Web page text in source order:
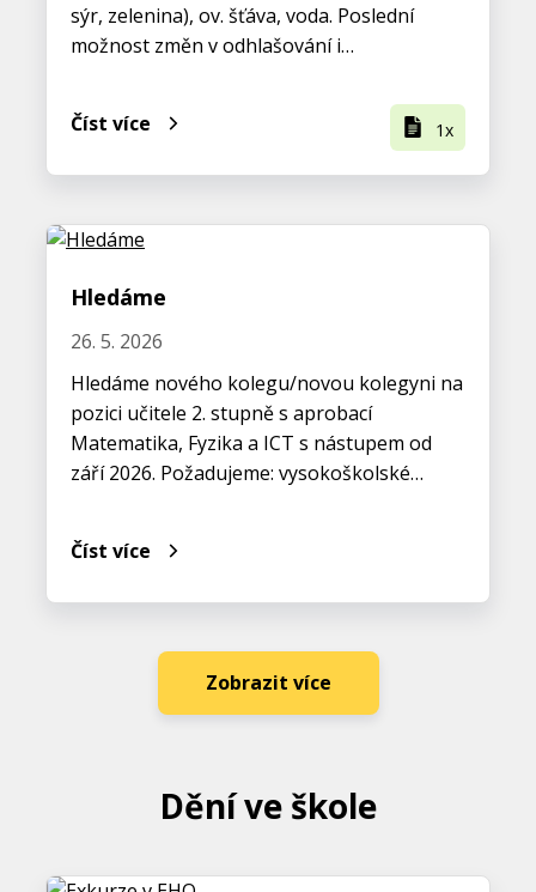
sýr, zelenina), ov. šťáva, voda. Poslední
možnost změn v odhlašování i…
Číst více 1x
Hledáme
26. 5. 2026
Hledáme nového kolegu/novou kolegyni na
pozici učitele 2. stupně s aprobací
Matematika, Fyzika a ICT s nástupem od
září 2026. Požadujeme: vysokoškolské…
Číst více
Zobrazit více
Dění ve škole